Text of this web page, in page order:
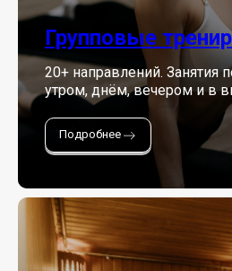
Групповые
20+ направлений. Занятия
утром, днём, вечером и в
Подробнее